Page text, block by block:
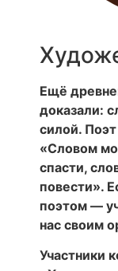
Ещё
доказали:
силой.
«Словом
спасти,
повести».
поэтом —
нас своим
Участники